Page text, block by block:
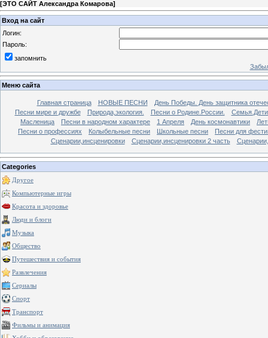
[ЭТО САЙТ Александра Комарова]
Вход на сайт
Логин:
Пароль:
запомнить
Меню сайта
Главная страница НОВЫЕ ПЕСНИ
День Победы. День защитника
Песни мире и дружбе
Природа,экология. Песни о Родине.России.
Масленица
Песни в народном характере 1 Апреля День космонавтики
Песни о профессиях
Колыбельные песни Школьные песни
Песни для
Сценарии,инсценировки
Сценарии,инсценировки 2 часть
Categories
Другое
Компьютерные игры
Красота и здоровье
Люди и блоги
Музыка
Общество
Путешествия и события
Развлечения
Сериалы
Спорт
Транспорт
Фильмы и анимация